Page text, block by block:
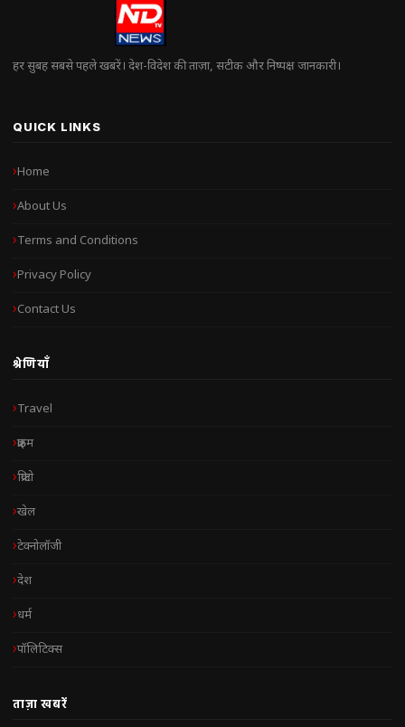
हर सुबह सबसे पहले खबरें। देश-विदेश की ताज़ा, सटीक और निष्पक्ष जानकारी।
QUICK LINKS
Home
About Us
Terms and Conditions
Privacy Policy
Contact Us
श्रेणियाँ
Travel
क्राइम
क्रिप्टो
खेल
टेक्नोलॉजी
देश
धर्म
पॉलिटिक्स
ताज़ा खबरें